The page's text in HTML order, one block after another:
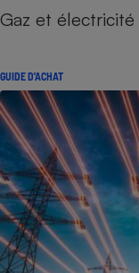
Gaz et
GUIDE D'ACHAT